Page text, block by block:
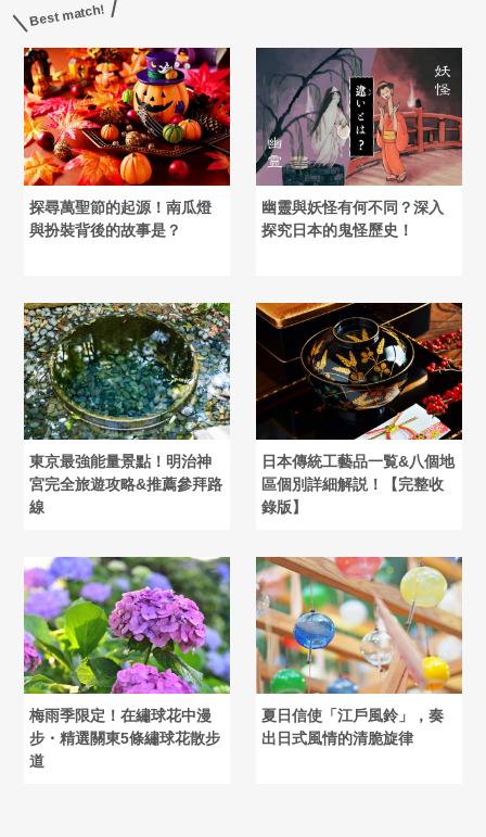
Best match!
探尋萬聖節的起源！南瓜燈
與扮裝背後的故事是？
幽靈與妖怪有何不同？深入
探究日本的鬼怪歷史！
東京最強能量景點！明治神
宮完全旅遊攻略&推薦參拜路
線
日本傳統工藝品一覧&八個地
區個別詳細解説！【完整收
錄版】
梅雨季限定！在繡球花中漫
步・精選關東5條繡球花散步
道
夏日信使「江戶風鈴」，奏
出日式風情的清脆旋律